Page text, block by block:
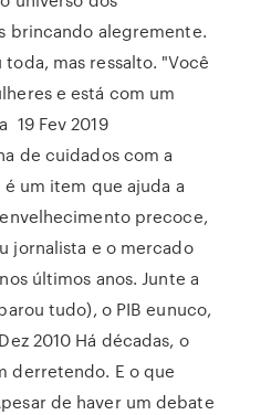
brincando alegremente.
mas ressalto. "Você
e está com um
19 Fev 2019
de cuidados com a
um item que ajuda a
precoce,
jornalista e o mercado
últimos anos. Junte a
tudo), o PIB eunuco,
2010 Há décadas, o
derretendo. E o que
de haver um debate